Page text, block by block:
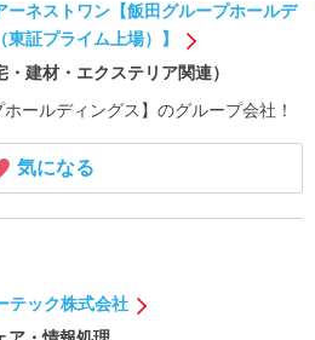
ーネストワン【飯田グループホールデ
東証プライム上場）】
・建材・エクステリア関連）
ールディングス】のグループ会社！
気になる
テック株式会社